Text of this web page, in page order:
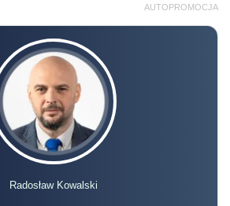
AUTOPROMOCJA
Radosław Kowalski